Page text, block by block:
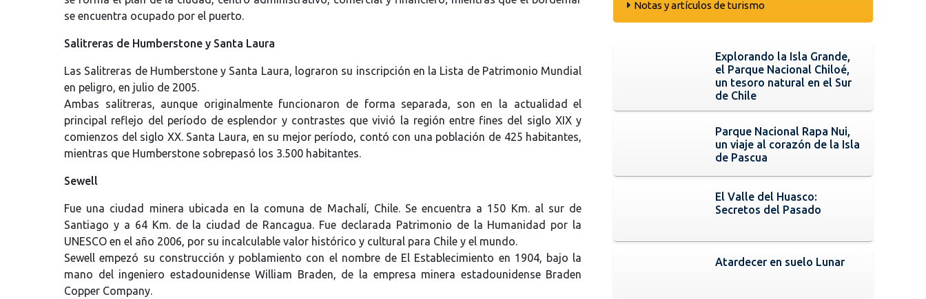
se encuentra ocupado por el puerto.
Salitreras de Humberstone y Santa Laura
Las Salitreras de Humberstone y Santa Laura, lograron su inscripción en la Lista de Patrimonio Mundial
en peligro, en julio de 2005.
Ambas salitreras, aunque originalmente funcionaron de forma separada, son en la actualidad el
principal reflejo del período de esplendor y contrastes que vivió la región entre fines del siglo XIX y
comienzos del siglo XX. Santa Laura, en su mejor período, contó con una población de 425 habitantes,
mientras que Humberstone sobrepasó los 3.500 habitantes.
Sewell
Fue una ciudad minera ubicada en la comuna de Machalí, Chile. Se encuentra a 150 Km. al sur de
Santiago y a 64 Km. de la ciudad de Rancagua. Fue declarada Patrimonio de la Humanidad por la
UNESCO en el año 2006, por su incalculable valor histórico y cultural para Chile y el mundo.
Sewell empezó su construcción y poblamiento con el nombre de El Establecimiento en 1904, bajo la
mano del ingeniero estadounidense William Braden, de la empresa minera estadounidense Braden
Copper Company.
Notas y artículos de turismo
Explorando la Isla Grande,
el Parque Nacional Chiloé,
un tesoro natural en el Sur
de Chile
Parque Nacional Rapa Nui,
un viaje al corazón de la Isla
de Pascua
El Valle del Huasco:
Secretos del Pasado
Atardecer en suelo Lunar